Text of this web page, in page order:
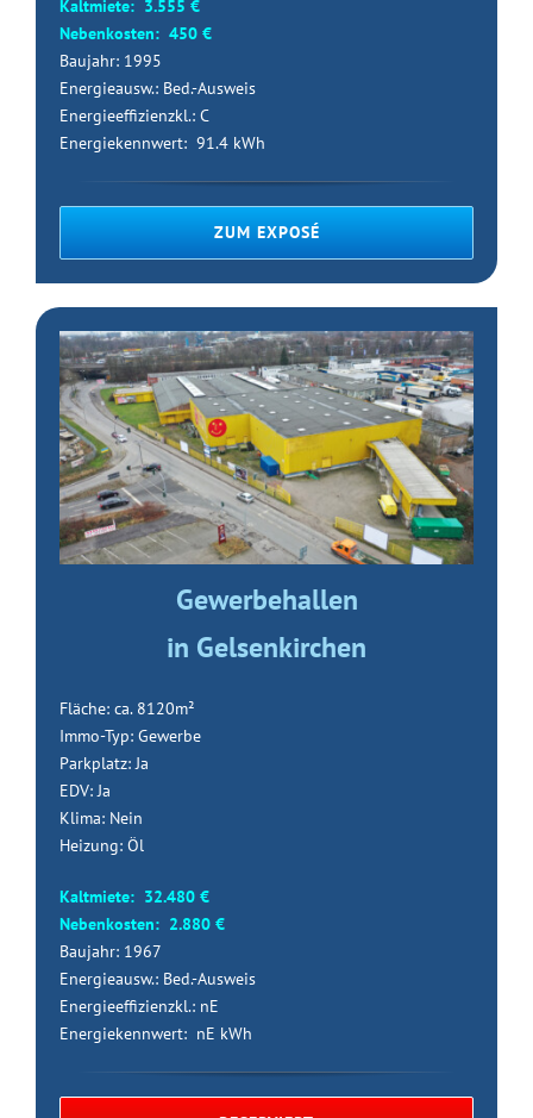
Kaltmiete: 3.555 €
Nebenkosten: 450 €
Baujahr: 1995
Energieausw.: Bed.-Ausweis
Energieeffizienzkl.: C
Energiekennwert: 91.4 kWh
ZUM EXPOSÉ
Gewerbehallen
in Gelsenkirchen
Fläche: ca. 8120m²
Immo-Typ: Gewerbe
Parkplatz: Ja
EDV: Ja
Klima: Nein
Heizung: Öl
Kaltmiete: 32.480 €
Nebenkosten: 2.880 €
Baujahr: 1967
Energieausw.: Bed.-Ausweis
Energieeffizienzkl.: nE
Energiekennwert: nE kWh